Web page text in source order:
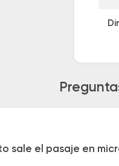
sale el pasaje en